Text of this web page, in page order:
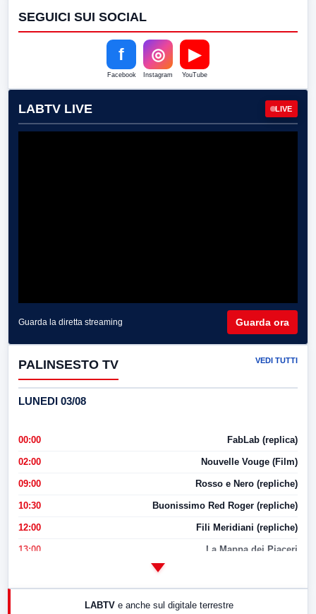
SEGUICI SUI SOCIAL
f
Facebook
◎
Instagram
▶
YouTube
LABTV LIVE LIVE
Guarda la diretta streaming Guarda ora
PALINSESTO TV VEDI TUTTI
LUNEDI 03/08
00:00 FabLab (replica)
02:00 Nouvelle Vouge (Film)
09:00 Rosso e Nero (repliche)
10:30 Buonissimo Red Roger (repliche)
12:00 Fili Meridiani (repliche)
13:00 La Mappa dei Piaceri
LABTV e anche sul digitale terrestre